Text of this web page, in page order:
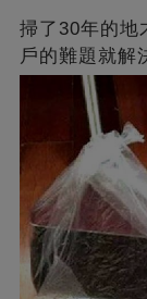
掃了30年的地
戶的難題就解